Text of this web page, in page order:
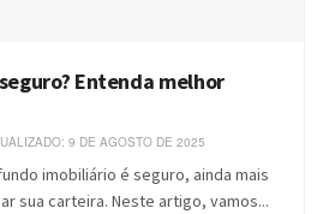
Entenda melhor
9 DE AGOSTO DE 2025
imobiliário é seguro, ainda mais
sua carteira. Neste artigo, vamos...